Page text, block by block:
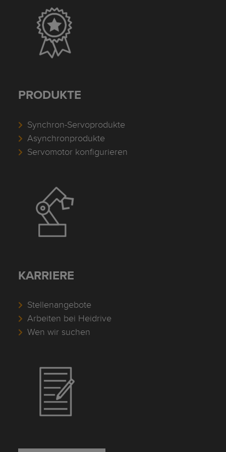
PRODUKTE
Synchron-Servoprodukte
Asynchronprodukte
Servomotor konfigurieren
KARRIERE
Stellenangebote
Arbeiten bei Heidrive
Wen wir suchen